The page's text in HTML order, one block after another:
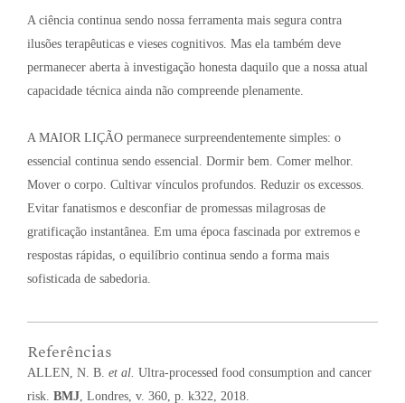
A ciência continua sendo nossa ferramenta mais segura contra
ilusões terapêuticas e vieses cognitivos. Mas ela também deve
permanecer aberta à investigação honesta daquilo que a nossa atual
capacidade técnica ainda não compreende plenamente.
A MAIOR LIÇÃO permanece surpreendentemente simples: o
essencial continua sendo essencial. Dormir bem. Comer melhor.
Mover o corpo. Cultivar vínculos profundos. Reduzir os excessos.
Evitar fanatismos e desconfiar de promessas milagrosas de
gratificação instantânea. Em uma época fascinada por extremos e
respostas rápidas, o equilíbrio continua sendo a forma mais
sofisticada de sabedoria.
Referências
ALLEN, N. B. et al. Ultra-processed food consumption and cancer
risk. BMJ, Londres, v. 360, p. k322, 2018.